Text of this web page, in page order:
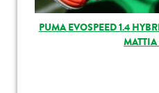
PUMA EVOSPEED 1.4